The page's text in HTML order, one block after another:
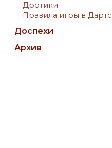
Дротики
Правила игры в Дартс
Доспехи
Архив